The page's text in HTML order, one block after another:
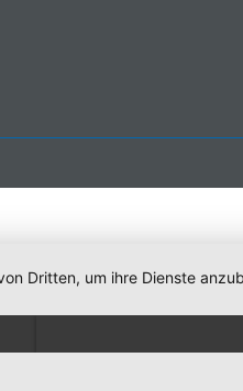
Dritten, um ihre Dienste